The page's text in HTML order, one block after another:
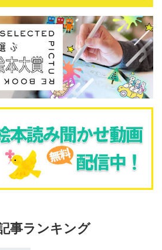
事ランキング